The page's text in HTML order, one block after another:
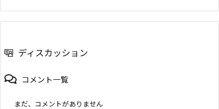
ディスカッション
コメント一覧
まだ、コメントがありません